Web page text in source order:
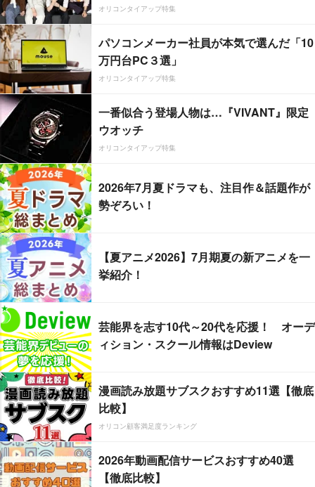
オリコンタイアップ特集
パソコンメーカー社員が本気で選んだ「10
万円台PC３選」
オリコンタイアップ特集
一番似合う登場人物は…『VIVANT』限定
ウオッチ
オリコンタイアップ特集
2026年7月夏ドラマも、注目作＆話題作が
勢ぞろい！
【夏アニメ2026】7月期夏の新アニメを一
挙紹介！
芸能界を志す10代～20代を応援！ オーデ
ィション・スクール情報はDeview
漫画読み放題サブスクおすすめ11選【徹底
比較】
オリコン顧客満足度ランキング
2026年動画配信サービスおすすめ40選
【徹底比較】